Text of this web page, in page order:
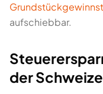
aufschiebbar.
der